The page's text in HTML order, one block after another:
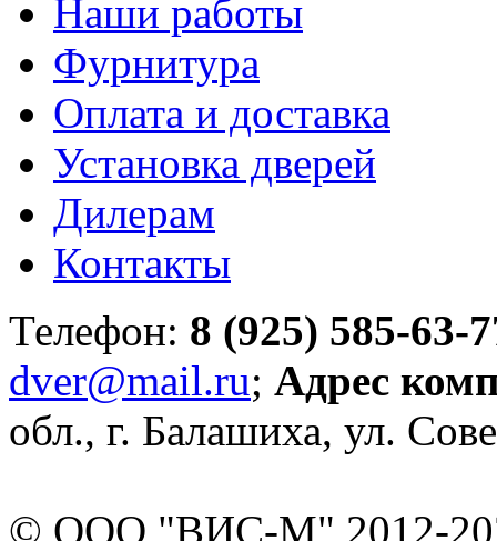
Наши работы
Фурнитура
Оплата и доставка
Установка дверей
Дилерам
Контакты
Телефон: 8 (925) 585-63-
dver@mail.ru; Адрес
обл., г. Балашиха, ул.
© ООО "ВИС-М" 2012-